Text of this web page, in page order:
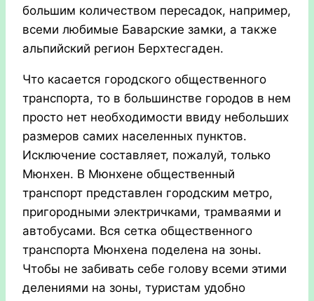
большим количеством пересадок, например,
всеми любимые Баварские замки, а также
альпийский регион Берхтесгаден.
Что касается городского общественного
транспорта, то в большинстве городов в нем
просто нет необходимости ввиду небольших
размеров самих населенных пунктов.
Исключение составляет, пожалуй, только
Мюнхен. В Мюнхене общественный
транспорт представлен городским метро,
пригородными электричками, трамваями и
автобусами. Вся сетка общественного
транспорта Мюнхена поделена на зоны.
Чтобы не забивать себе голову всеми этими
делениями на зоны, туристам удобно